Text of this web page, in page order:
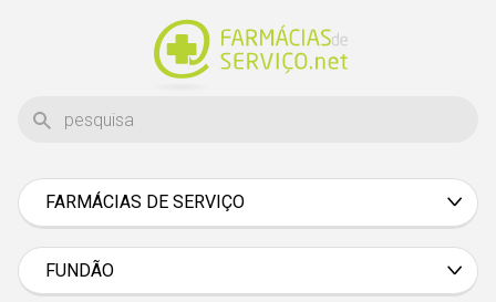
FARMÁCIAS DE SERVIÇO
Braga
FUNDÃO